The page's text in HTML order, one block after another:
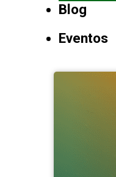
Blog
Eventos